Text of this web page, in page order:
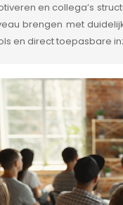
en collega’s
brengen met
en direct toepasbare